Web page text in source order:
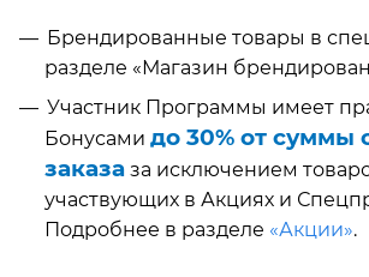
Брендированные товары в
разделе «Магазин
Участник Программы имеет
Бонусами до 30% от суммы
заказа за исключением
участвующих в Акциях и
Подробнее в разделе «Акции».